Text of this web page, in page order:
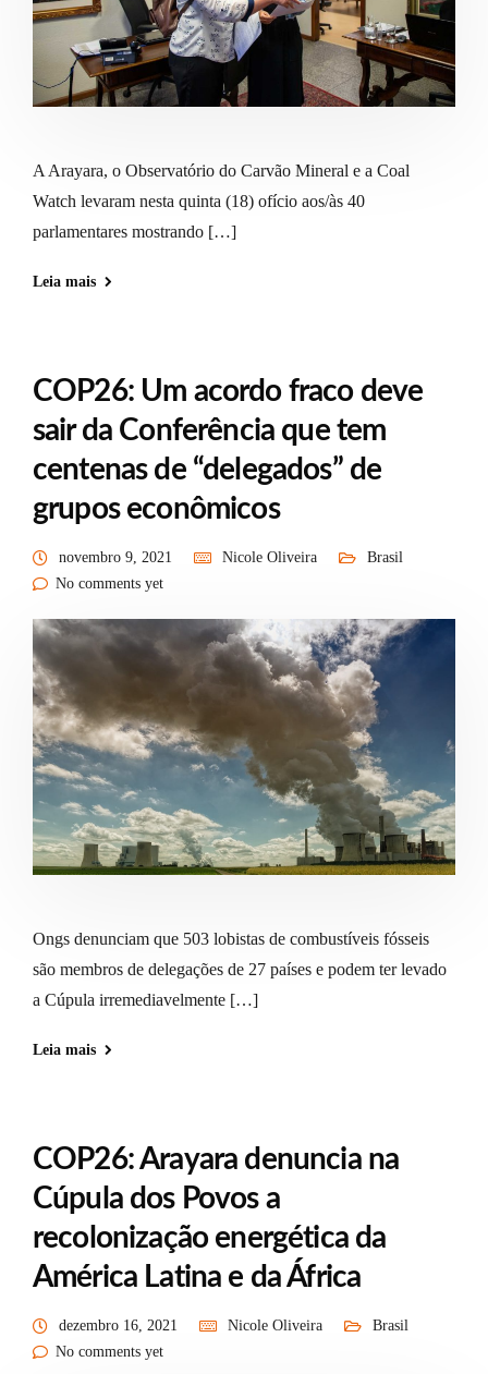
A Arayara, o Observatório do Carvão Mineral e a Coal
Watch levaram nesta quinta (18) ofício aos/às 40
parlamentares mostrando […]
Leia mais
COP26: Um acordo fraco deve
sair da Conferência que tem
centenas de “delegados” de
grupos econômicos
novembro 9, 2021 Nicole Oliveira
Brasil
No comments yet
Ongs denunciam que 503 lobistas de combustíveis fósseis
são membros de delegações de 27 países e podem ter levado
a Cúpula irremediavelmente […]
Leia mais
COP26: Arayara denuncia na
Cúpula dos Povos a
recolonização energética da
América Latina e da África
dezembro 16, 2021 Nicole Oliveira
Brasil
No comments yet